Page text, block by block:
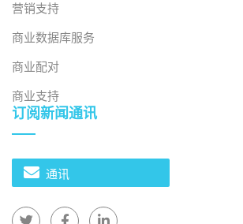
营销支持
商业数据库服务
商业配对
商业支持
订阅新闻通讯
通讯